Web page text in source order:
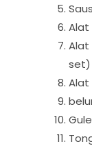
Alat
Alat
set)
Alat